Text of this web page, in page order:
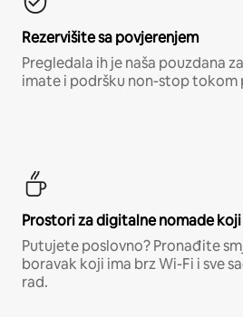
Rezervišite sa povjerenjem
Pregledala ih je naša pouzdana
imate i podršku non-stop tokom
Prostori za digitalne nomade
Putujete poslovno? Pronađite
boravak koji ima brz Wi-Fi i sve
rad.